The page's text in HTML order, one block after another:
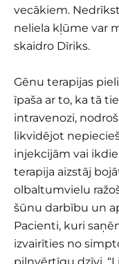
vecākiem.
neliela kļūme var
skaidro Dīriks.
Gēnu terapijas
īpaša ar to, ka tā
intravenozi,
likvidējot
injekcijām vai
terapija aizstāj
olbaltumvielu
šūnu darbību un
Pacienti, kuri
izvairīties no